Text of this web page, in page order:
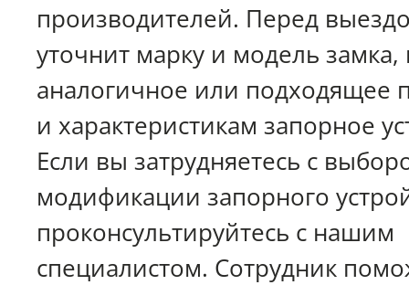
производителей. Перед
уточнит марку и модель замка,
аналогичное или подходящее
и характеристикам запорное
Если вы затрудняетесь с
модификации запорного
проконсультируйтесь с нашим
специалистом. Сотрудник